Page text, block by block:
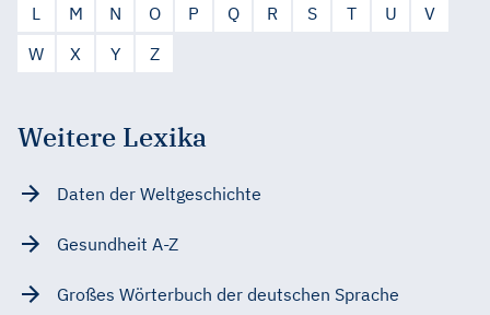
L
M N O P Q R S T U
V
W
X Y Z
Weitere Lexika
Daten der Weltgeschichte
Gesundheit A-Z
Großes Wörterbuch der deutschen Sprache